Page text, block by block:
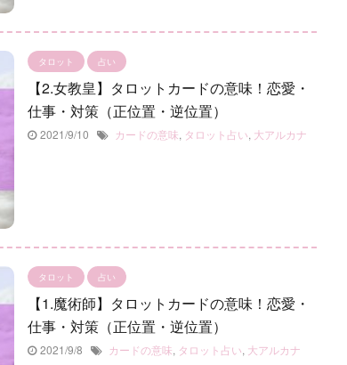
タロット 占い
【2.女教皇】タロットカードの意味！恋愛・
仕事・対策（正位置・逆位置）
2021/9/10 カードの意味, タロット占い, 大アルカナ
タロット 占い
【1.魔術師】タロットカードの意味！恋愛・
仕事・対策（正位置・逆位置）
2021/9/8 カードの意味, タロット占い, 大アルカナ